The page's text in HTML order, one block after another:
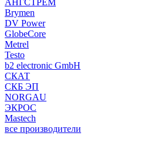
АНГСТРЕМ
Brymen
DV Power
GlobeCore
Metrel
Testo
b2 electronic GmbH
СКАТ
СКБ ЭП
NORGAU
ЭКРОС
Mastech
все производители